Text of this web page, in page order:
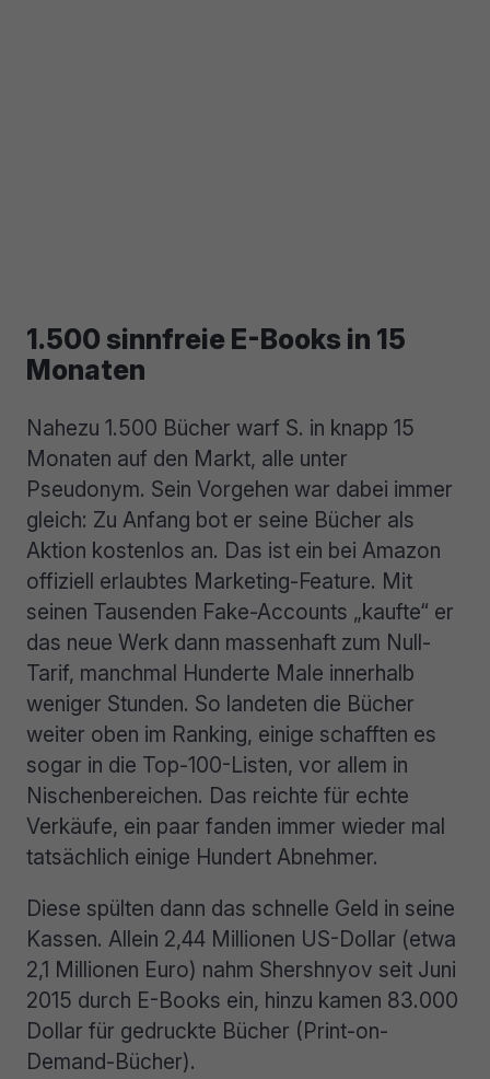
1.500 sinnfreie E-Books in 15
Monaten
Nahezu 1.500 Bücher warf S. in knapp 15
Monaten auf den Markt, alle unter
Pseudonym. Sein Vorgehen war dabei immer
gleich: Zu Anfang bot er seine Bücher als
Aktion kostenlos an. Das ist ein bei Amazon
offiziell erlaubtes Marketing-Feature. Mit
seinen Tausenden Fake-Accounts „kaufte“ er
das neue Werk dann massenhaft zum Null-
Tarif, manchmal Hunderte Male innerhalb
weniger Stunden. So landeten die Bücher
weiter oben im Ranking, einige schafften es
sogar in die Top-100-Listen, vor allem in
Nischenbereichen. Das reichte für echte
Verkäufe, ein paar fanden immer wieder mal
tatsächlich einige Hundert Abnehmer.
Diese spülten dann das schnelle Geld in seine
Kassen. Allein 2,44 Millionen US-Dollar (etwa
2,1 Millionen Euro) nahm Shershnyov seit Juni
2015 durch E-Books ein, hinzu kamen 83.000
Dollar für gedruckte Bücher (Print-on-
Demand-Bücher).